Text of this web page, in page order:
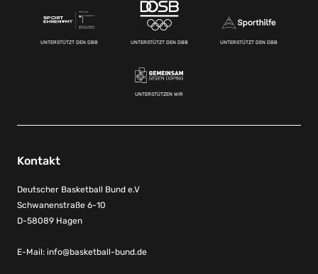
UNTERSTÜTZT DEN DBB UNTERSTÜTZT DEN DBB UNTERSTÜTZT DEN DBB
UNTERSTÜTZEN WIR
Kontakt
Deutscher Basketball Bund e.V
Schwanenstraße 6-10
D-58089 Hagen
E-Mail: info@basketball-bund.de